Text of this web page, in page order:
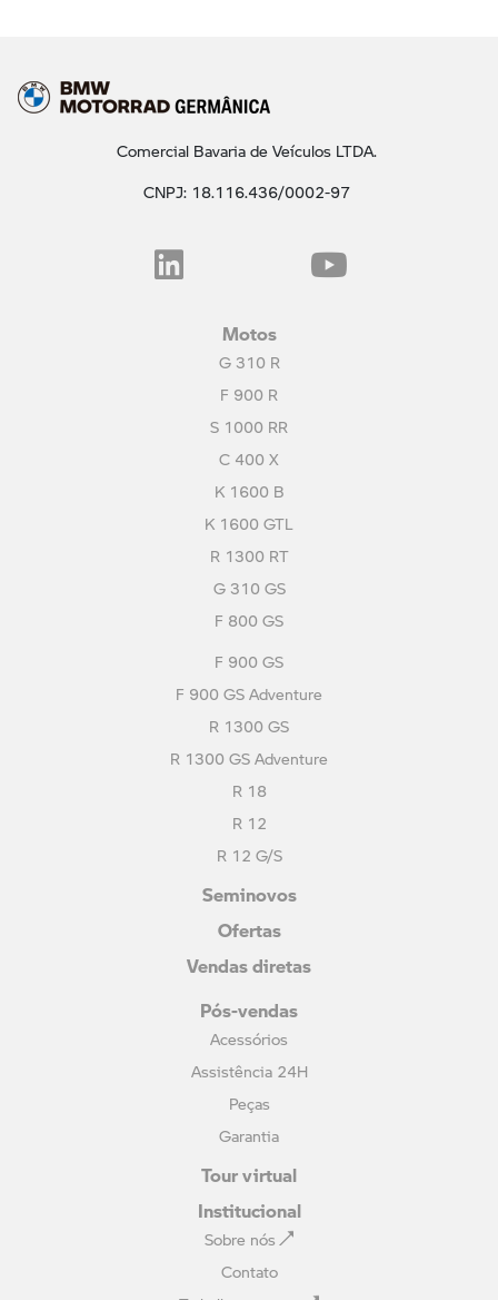
Comercial Bavaria de Veículos LTDA.
CNPJ: 18.116.436/0002-97
Motos
G 310 R
F 900 R
S 1000 RR
C 400 X
K 1600 B
K 1600 GTL
R 1300 RT
G 310 GS
F 800 GS
F 900 GS
F 900 GS Adventure
R 1300 GS
R 1300 GS Adventure
R 18
R 12
R 12 G/S
Seminovos
Ofertas
Vendas diretas
Pós-vendas
Acessórios
Assistência 24H
Peças
Garantia
Tour virtual
Institucional
Sobre nós
Contato